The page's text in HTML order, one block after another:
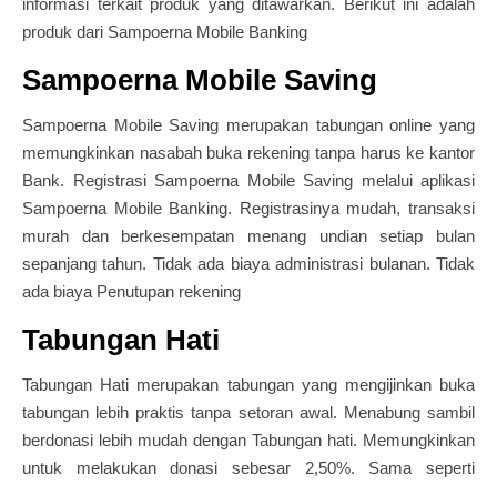
informasi terkait produk yang ditawarkan. Berikut ini adalah
produk dari Sampoerna Mobile Banking
Sampoerna Mobile Saving
Sampoerna Mobile Saving merupakan tabungan online yang
memungkinkan nasabah buka rekening tanpa harus ke kantor
Bank. Registrasi Sampoerna Mobile Saving melalui aplikasi
Sampoerna Mobile Banking. Registrasinya mudah, transaksi
murah dan berkesempatan menang undian setiap bulan
sepanjang tahun. Tidak ada biaya administrasi bulanan. Tidak
ada biaya Penutupan rekening
Tabungan Hati
Tabungan Hati merupakan tabungan yang mengijinkan buka
tabungan lebih praktis tanpa setoran awal. Menabung sambil
berdonasi lebih mudah dengan Tabungan hati. Memungkinkan
untuk melakukan donasi sebesar 2,50%. Sama seperti